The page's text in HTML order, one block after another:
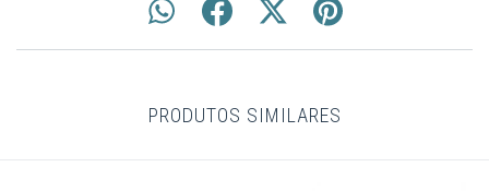
PRODUTOS SIMILARES